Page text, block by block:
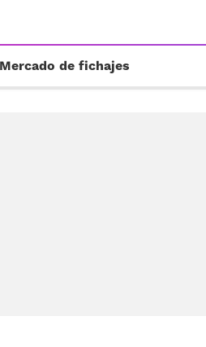
Mercado de fichajes